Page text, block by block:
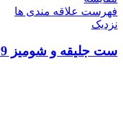
فهرست علاقه مندی ها
نزدیک
ست جلیقه و شومیز 059